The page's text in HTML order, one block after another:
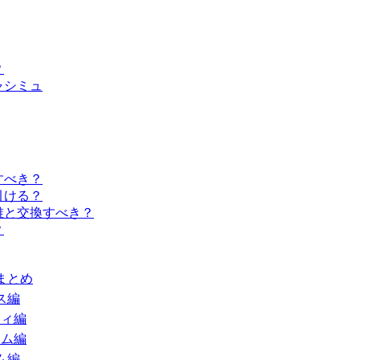
ミュ
き？
る？
交換すべき？
とめ
編
編
編